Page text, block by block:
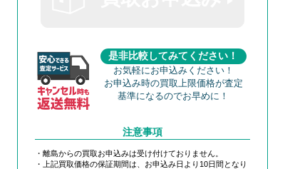
是非比較してみてください！
お気軽にお申込みください！
お申込み時の買取上限価格が査定
基準になるのでお早めに！
注意事項
・離島からの買取お申込みは受け付けておりません。
・上記買取価格の保証期間は、お申込み日より10日間となり